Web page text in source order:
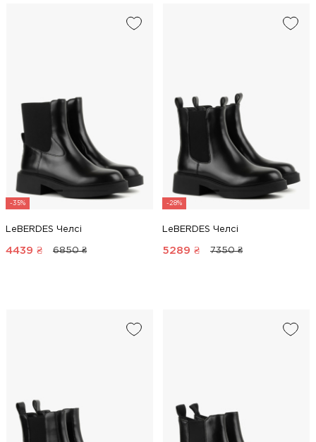
-35%
LeBERDES Челсі
4439 ₴ 6850 ₴
-28%
LeBERDES Челсі
5289 ₴ 7350 ₴